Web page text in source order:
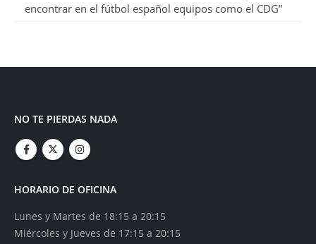
encontrar en el fútbol español equipos como el CDG”
NO TE PIERDAS NADA
HORARIO DE OFICINA
Lunes y Martes de 18:15 a 20:15
Miércoles y Jueves de 17:15 a 20:15